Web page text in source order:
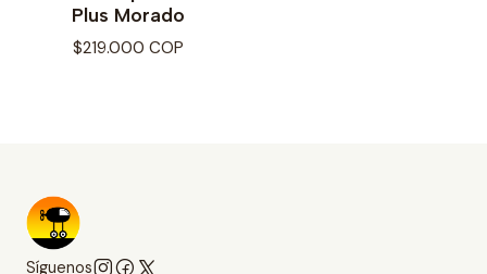
Plus Morado
$219.000 COP
Síguenos